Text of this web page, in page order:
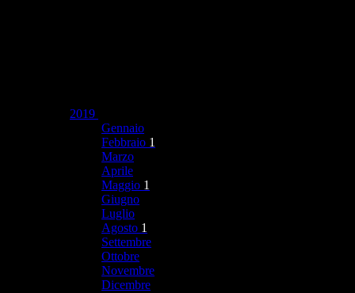
2019
Gennaio
Febbraio 1
Marzo
Aprile
Maggio 1
Giugno
Luglio
Agosto 1
Settembre
Ottobre
Novembre
Dicembre